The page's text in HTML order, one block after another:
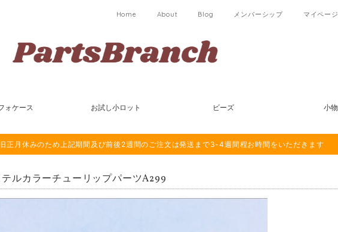
Home About Blog メンバーシップ マイページ
ォケース お試し小ロット ビーズ 小物
正月休みのため上記期間及び前後2週間のご注文は発送まで3-4週間程お時間をいただきます
ルカラーチューリップパーツA299